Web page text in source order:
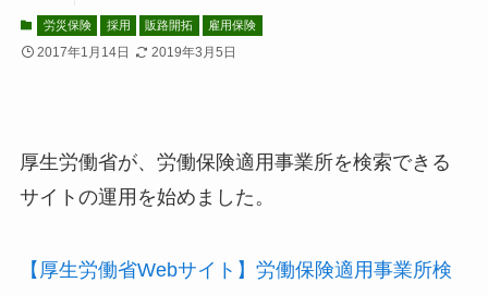
労災保険 採用 販路開拓 雇用保険
2017年1月14日 2019年3月5日
厚生労働省が、労働保険適用事業所を検索できる
サイトの運用を始めました。
【厚生労働省Webサイト】労働保険適用事業所検